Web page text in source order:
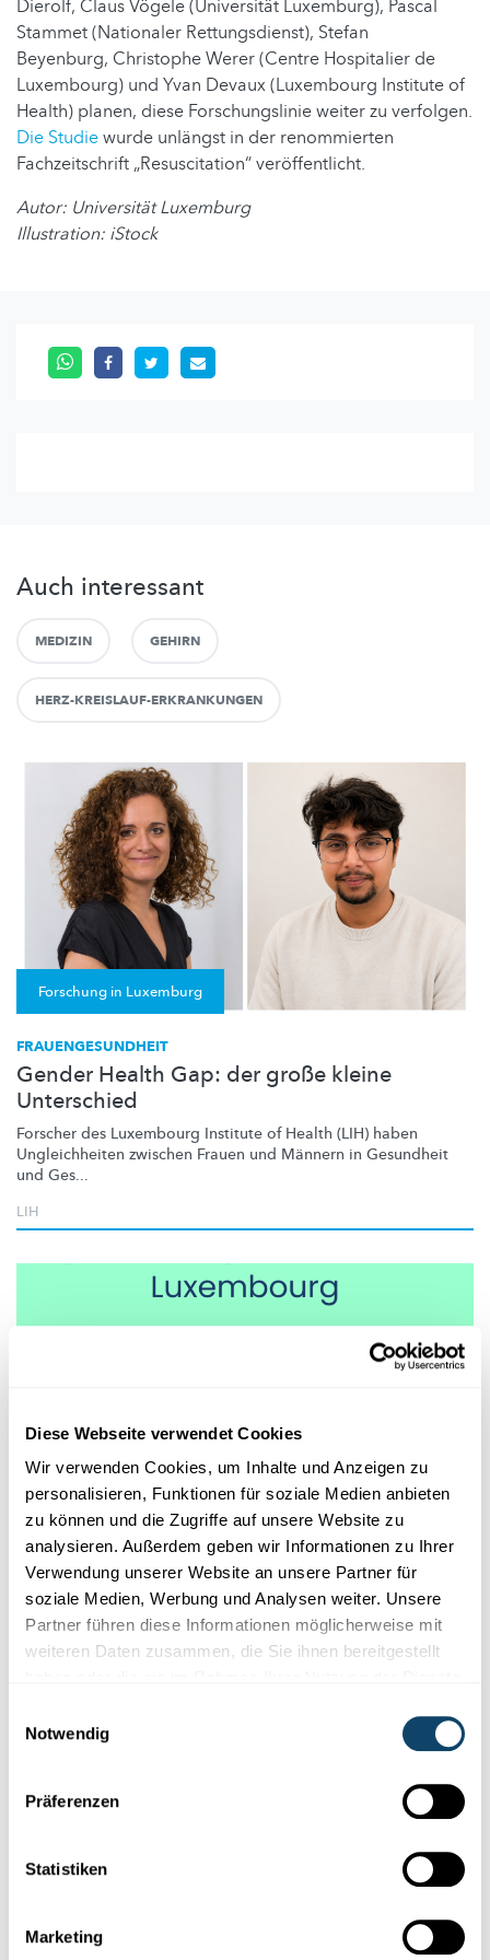
Diese Webseite verwendet Cookies
Wir verwenden Cookies, um Inhalte und Anzeigen zu
personalisieren, Funktionen für soziale Medien anbieten
zu können und die Zugriffe auf unsere Website zu
analysieren. Außerdem geben wir Informationen zu Ihrer
Verwendung unserer Website an unsere Partner für
soziale Medien, Werbung und Analysen weiter. Unsere
Partner führen diese Informationen möglicherweise mit
weiteren Daten zusammen, die Sie ihnen bereitgestellt
Notwendig
Präferenzen
Statistiken
Marketing
Dierolf, Claus Vögele (Universität Luxemburg), Pascal
Stammet (Nationaler Rettungsdienst), Stefan
Beyenburg, Christophe Werer (Centre Hospitalier de
Luxembourg) und Yvan Devaux (Luxembourg Institute of
Health) planen, diese Forschungslinie weiter zu verfolgen.
Die Studiewurde unlängst in der renommierten
Fachzeitschrift „Resuscitation“ veröffentlicht.
Autor: Universität Luxemburg
Illustration: iStock
Auch interessant
MEDIZIN GEHIRN
HERZ-KREISLAUF-ERKRANKUNGEN
Forschung in Luxemburg
FRAUENGESUNDHEIT
Gender Health Gap: der große kleine
Unterschied
Forscher des Luxembourg Institute of Health (LIH) haben
Ungleichheiten zwischen Frauen und Männern in Gesundheit
und Ges...
LIH
Studienteilnehmer gesucht
STUDY PARTICIPANTS NEEDED
Survey on menstrual and gynaecological
health in Luxembourg
The aim of this survey is to gather information about people’s
experiences of their periods and to learn more about ac...